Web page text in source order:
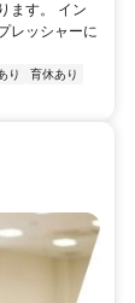
ます。 イン
レッシャーに
り
育休あり